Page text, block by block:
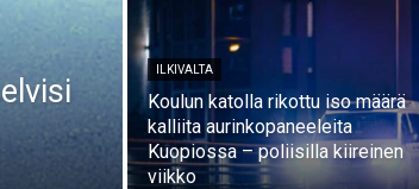
ILKIVALTA
Koulun katolla rikottu iso määrä
kalliita aurinkopaneeleita
Kuopiossa – poliisilla kiireinen
viikko